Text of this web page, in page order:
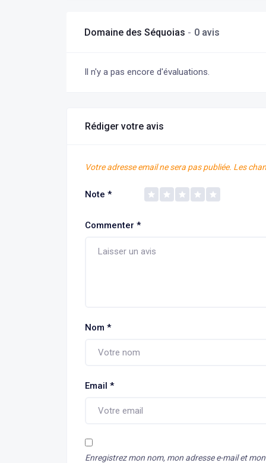
Domaine des Séquoias 0 avis
Il n'y a pas encore d'évaluations.
Rédiger votre avis
Votre adresse email ne sera pas publiée. Les
Note *
Commenter *
Nom *
Email *
Enregistrez mon nom, mon adresse e-mail et